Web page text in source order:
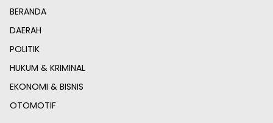
BERANDA
DAERAH
POLITIK
HUKUM & KRIMINAL
EKONOMI & BISNIS
OTOMOTIF